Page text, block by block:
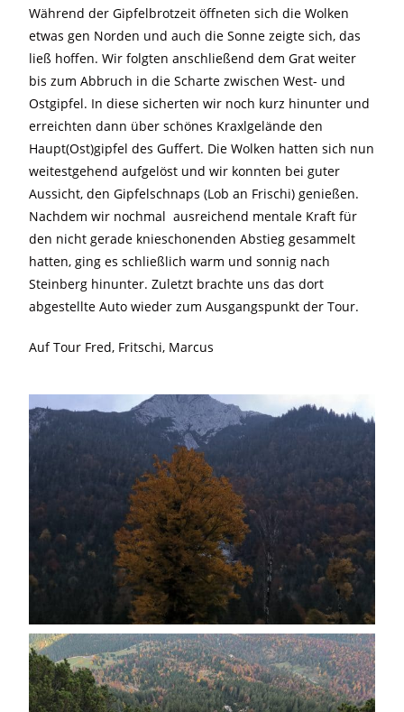
Während der Gipfelbrotzeit öffneten sich die Wolken
etwas gen Norden und auch die Sonne zeigte sich, das
ließ hoffen. Wir folgten anschließend dem Grat weiter
bis zum Abbruch in die Scharte zwischen West- und
Ostgipfel. In diese sicherten wir noch kurz hinunter und
erreichten dann über schönes Kraxlgelände den
Haupt(Ost)gipfel des Guffert. Die Wolken hatten sich nun
weitestgehend aufgelöst und wir konnten bei guter
Aussicht, den Gipfelschnaps (Lob an Frischi) genießen.
Nachdem wir nochmal ausreichend mentale Kraft für
den nicht gerade knieschonenden Abstieg gesammelt
hatten, ging es schließlich warm und sonnig nach
Steinberg hinunter. Zuletzt brachte uns das dort
abgestellte Auto wieder zum Ausgangspunkt der Tour.
Auf Tour Fred, Fritschi, Marcus